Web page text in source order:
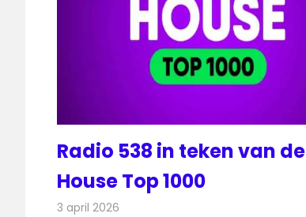
Radio 538 in teken van de
House Top 1000
3 april 2026